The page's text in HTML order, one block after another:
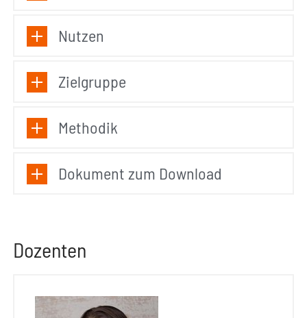
Nutzen
Zielgruppe
Methodik
Dokument zum Download
Dozenten